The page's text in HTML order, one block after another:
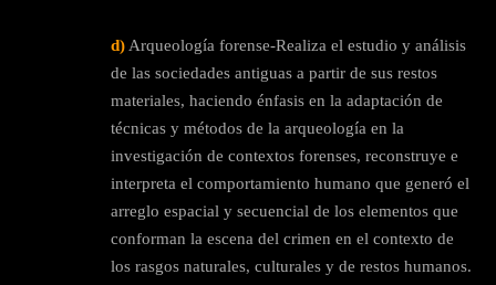
d)Arqueología forense-Realiza el estudio y análisis
de las sociedades antiguas a partir de sus restos
materiales, haciendo énfasis en la adaptación de
técnicas y métodos de la arqueología en la
investigación de contextos forenses, reconstruye e
interpreta el comportamiento humano que generó el
arreglo espacial y secuencial de los elementos que
conforman la escena del crimen en el contexto de
los rasgos naturales, culturales y de restos humanos.